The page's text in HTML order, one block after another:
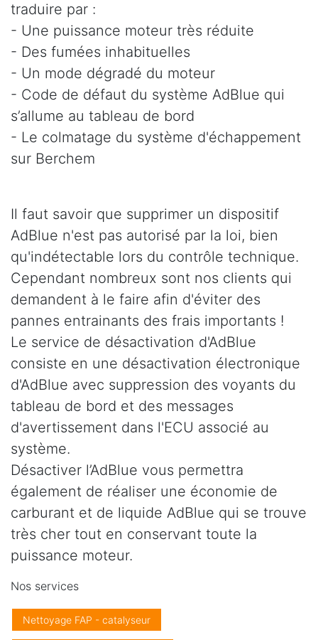
traduire par :
- Une puissance moteur très réduite
- Des fumées inhabituelles
- Un mode dégradé du moteur
- Code de défaut du système AdBlue qui
s’allume au tableau de bord
- Le colmatage du système d'échappement
sur Berchem
Il faut savoir que supprimer un dispositif
AdBlue n'est pas autorisé par la loi, bien
qu'indétectable lors du contrôle technique.
Cependant nombreux sont nos clients qui
demandent à le faire afin d'éviter des
pannes entrainants des frais importants !
Le service de désactivation d'AdBlue
consiste en une désactivation électronique
d'AdBlue avec suppression des voyants du
tableau de bord et des messages
d'avertissement dans l'ECU associé au
système.
Désactiver l’AdBlue vous permettra
également de réaliser une économie de
carburant et de liquide AdBlue qui se trouve
très cher tout en conservant toute la
puissance moteur.
Nos services
Nettoyage FAP - catalyseur